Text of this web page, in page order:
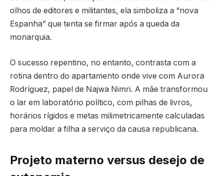
olhos de editores e militantes, ela simboliza a “nova
Espanha” que tenta se firmar após a queda da
monarquia.
O sucesso repentino, no entanto, contrasta com a
rotina dentro do apartamento onde vive com Aurora
Rodríguez, papel de Najwa Nimri. A mãe transformou
o lar em laboratório político, com pilhas de livros,
horários rígidos e metas milimetricamente calculadas
para moldar a filha a serviço da causa republicana.
Projeto materno versus desejo de